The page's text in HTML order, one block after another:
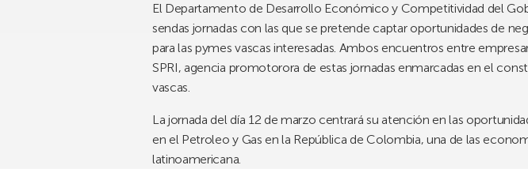
El Departamento de Desarrollo Económico y Competitividad del
sendas jornadas con las que se pretende captar oportunidades de
para las pymes vascas interesadas. Ambos encuentros entre
SPRI, agencia promotorora de estas jornadas enmarcadas en el
vascas.
La jornada del día 12 de marzo centrará su atención en las
en el Petroleo y Gas en la República de Colombia, una de las
latinoamericana.